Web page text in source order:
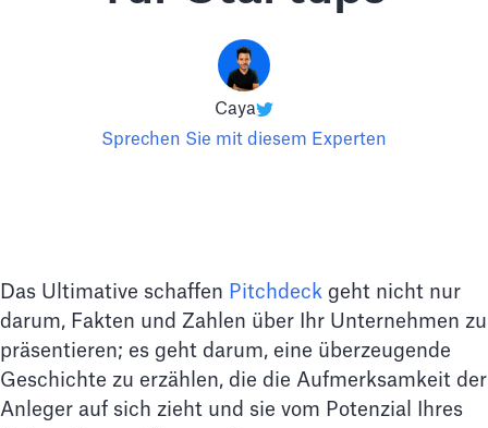
Caya
Sprechen Sie mit diesem Experten
Das Ultimative schaffen Pitchdeck geht nicht nur
darum, Fakten und Zahlen über Ihr Unternehmen zu
präsentieren; es geht darum, eine überzeugende
Geschichte zu erzählen, die die Aufmerksamkeit der
Anleger auf sich zieht und sie vom Potenzial Ihres